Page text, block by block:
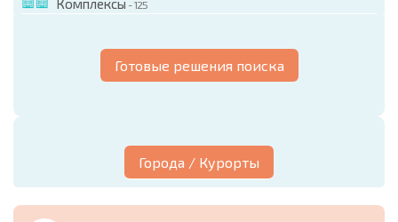
Комплексы - 125
Готовые решения поиска
Города / Курорты